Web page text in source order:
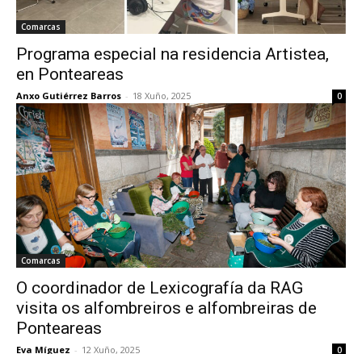
Comarcas
Programa especial na residencia Artistea,
en Ponteareas
Anxo Gutiérrez Barros - 18 Xuño, 2025 0
Comarcas
O coordinador de Lexicografía da RAG
visita os alfombreiros e alfombreiras de
Ponteareas
Eva Míguez - 12 Xuño, 2025 0